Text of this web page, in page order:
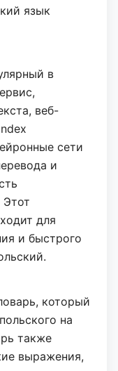
язык
в
веб-
сети
и
Этот
для
и быстрого
который
на
также
выражения,